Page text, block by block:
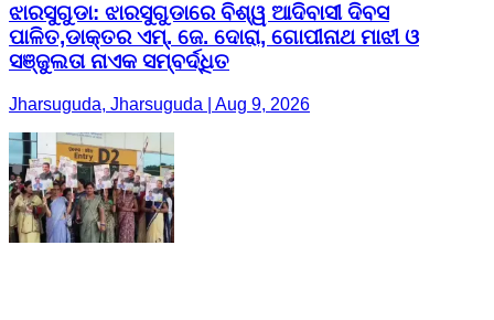
ଝାରସୁଗୁଡା: ଝାରସୁଗୁଡାରେ ବିଶ୍ୱ ଆଦିବାସୀ ଦିବସ
ପାଳିତ,ଡାକ୍ତର ଏମ୍. ଜେ. ଦୋରା, ଗୋପୀନାଥ ମାଝୀ ଓ
ସଞ୍ଜୁଲତା ନାଏକ ସମ୍ବର୍ଦ୍ଧିତ
Jharsuguda, Jharsuguda | Aug 9, 2026